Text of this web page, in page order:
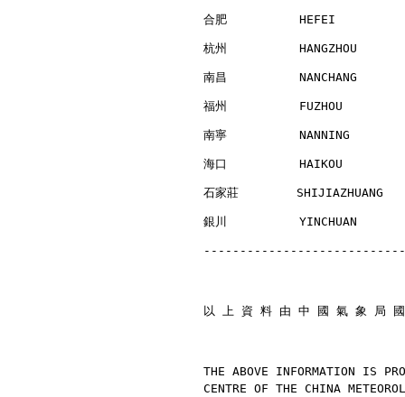
合肥          HEFEI
杭州          HANGZHOU
南昌          NANCHANG
福州          FUZHOU
南寧          NANNING
海口          HAIKOU
石家莊
銀川          YINCHUAN
以 上 資 料 由 中 國 氣 象 局
THE ABOVE INFORMATION IS
CENTRE OF THE CHINA